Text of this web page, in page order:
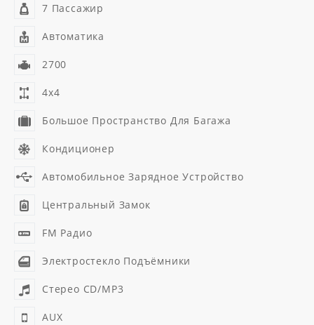
7 Пассажир
Автоматика
2700
4x4
Большое Пространство Для Багажа
Кондиционер
Автомобильное Зарядное Устройство
Центральный Замок
FM Радио
Электростекло Подъёмники
Стерео CD/MP3
AUX